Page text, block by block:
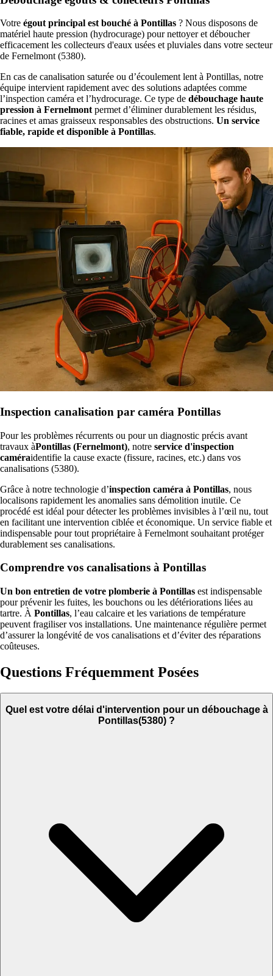
Votre égout principal est bouché à Pontillas ? Nous disposons de
matériel haute pression (hydrocurage) pour nettoyer et déboucher
efficacement les collecteurs d'eaux usées et pluviales dans votre secteur
de Fernelmont (5380).
En cas de canalisation saturée ou d’écoulement lent à Pontillas, notre
équipe intervient rapidement avec des solutions adaptées comme
l’inspection caméra et l’hydrocurage. Ce type de débouchage haute
pression à Fernelmont permet d’éliminer durablement les résidus,
racines et amas graisseux responsables des obstructions. Un service
fiable, rapide et disponible à Pontillas.
Inspection canalisation par caméra Pontillas
Pour les problèmes récurrents ou pour un diagnostic précis avant
travaux àPontillas (Fernelmont), notre service d'inspection
caméraidentifie la cause exacte (fissure, racines, etc.) dans vos
canalisations (5380).
Grâce à notre technologie d’inspection caméra à Pontillas, nous
localisons rapidement les anomalies sans démolition inutile. Ce
procédé est idéal pour détecter les problèmes invisibles à l’œil nu, tout
en facilitant une intervention ciblée et économique. Un service fiable et
indispensable pour tout propriétaire à Fernelmont souhaitant protéger
durablement ses canalisations.
Comprendre vos canalisations à Pontillas
Un bon entretien de votre plomberie à Pontillas est indispensable
pour prévenir les fuites, les bouchons ou les détériorations liées au
tartre. À Pontillas, l’eau calcaire et les variations de température
peuvent fragiliser vos installations. Une maintenance régulière permet
d’assurer la longévité de vos canalisations et d’éviter des réparations
coûteuses.
Questions Fréquemment Posées
Quel est votre délai d'intervention pour un débouchage à
Pontillas(5380) ?